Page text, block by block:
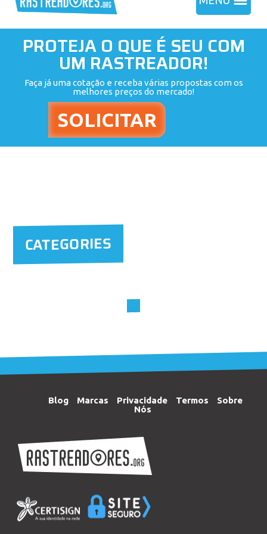
PROTEJA O QUE É SEU COM
UM RASTREADOR!
Faça já uma cotação e receba várias propostas com os
melhores preços do mercado!
CATEGORIES
Blog Marcas Privacidade Termos
Sobre
Nós